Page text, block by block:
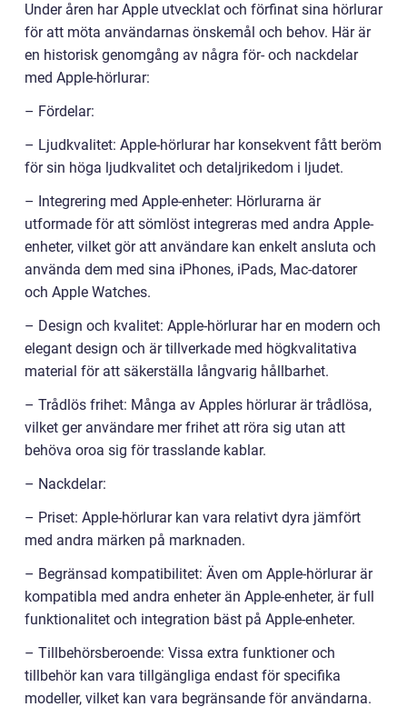
Under åren har Apple utvecklat och förfinat sina hörlurar
för att möta användarnas önskemål och behov. Här är
en historisk genomgång av några för- och nackdelar
med Apple-hörlurar:
– Fördelar:
– Ljudkvalitet: Apple-hörlurar har konsekvent fått beröm
för sin höga ljudkvalitet och detaljrikedom i ljudet.
– Integrering med Apple-enheter: Hörlurarna är
utformade för att sömlöst integreras med andra Apple-
enheter, vilket gör att användare kan enkelt ansluta och
använda dem med sina iPhones, iPads, Mac-datorer
och Apple Watches.
– Design och kvalitet: Apple-hörlurar har en modern och
elegant design och är tillverkade med högkvalitativa
material för att säkerställa långvarig hållbarhet.
– Trådlös frihet: Många av Apples hörlurar är trådlösa,
vilket ger användare mer frihet att röra sig utan att
behöva oroa sig för trasslande kablar.
– Nackdelar:
– Priset: Apple-hörlurar kan vara relativt dyra jämfört
med andra märken på marknaden.
– Begränsad kompatibilitet: Även om Apple-hörlurar är
kompatibla med andra enheter än Apple-enheter, är full
funktionalitet och integration bäst på Apple-enheter.
– Tillbehörsberoende: Vissa extra funktioner och
tillbehör kan vara tillgängliga endast för specifika
modeller, vilket kan vara begränsande för användarna.